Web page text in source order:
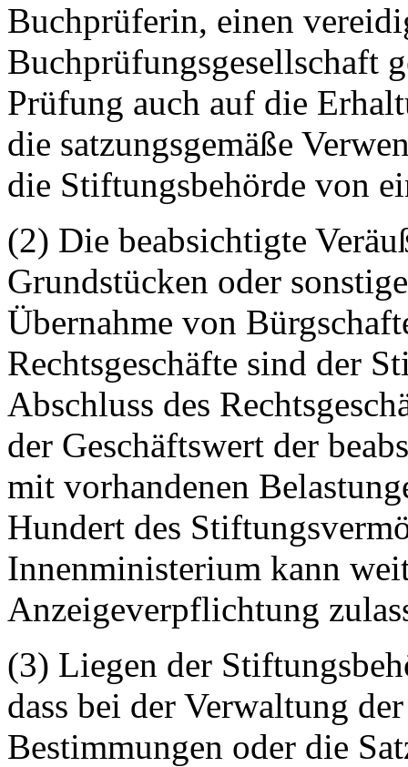
Buchprüferin, einen
Buchprüfungsgesellschaft
Prüfung auch auf die
die satzungsgemäße
die Stiftungsbehörde von
(2) Die beabsichtigte
Grundstücken oder
Übernahme von
Rechtsgeschäfte sind der
Abschluss des
der Geschäftswert der
mit vorhandenen
Hundert des
Innenministerium kann
Anzeigeverpflichtung
(3) Liegen der
dass bei der Verwaltung
Bestimmungen oder die